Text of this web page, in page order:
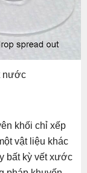
nước
khối chỉ xếp
vật liệu khác
bất kỳ vết xước